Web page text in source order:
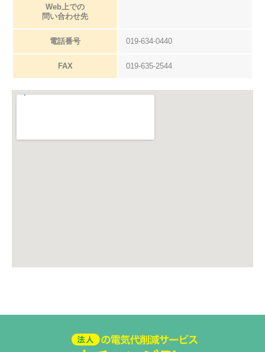
Web上での
問い合わせ先
電話番号 019-634-0440
FAX 019-635-2544
法人の電気代削減サービスエネ
チェンジ Biz